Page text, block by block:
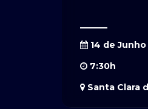
14 de
7:30h
Santa Clara